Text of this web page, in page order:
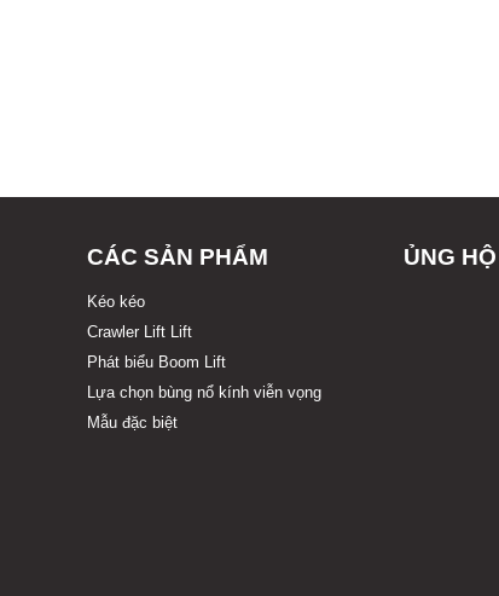
CÁC SẢN PHẨM
Kéo kéo
Crawler Lift Lift
Phát biểu Boom Lift
Lựa chọn bùng nổ kính viễn vọng
Mẫu đặc biệt
ỦNG HỘ